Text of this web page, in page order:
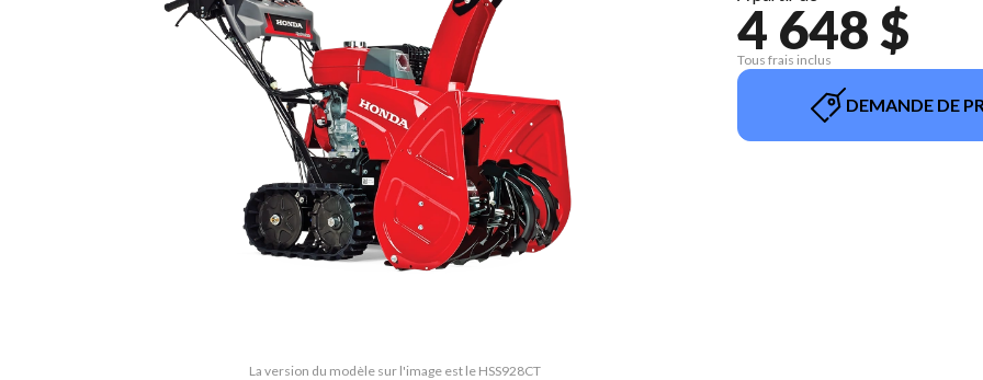
La version du modèle sur l'image est le HSS928CT
4 648 $
Tous frais inclus
DEMANDE DE